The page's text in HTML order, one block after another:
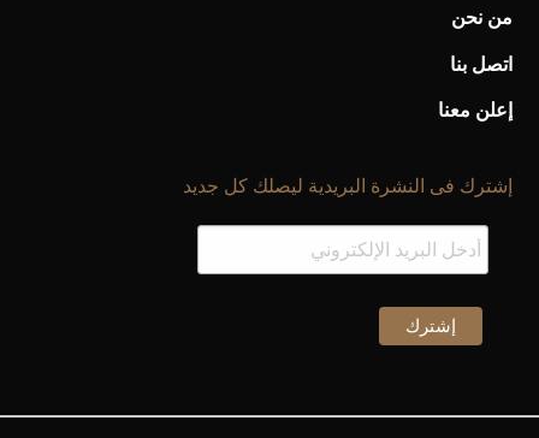
من نحن
اتصل بنا
إعلن معنا
إشترك فى النشرة البريدية ليصلك كل جديد